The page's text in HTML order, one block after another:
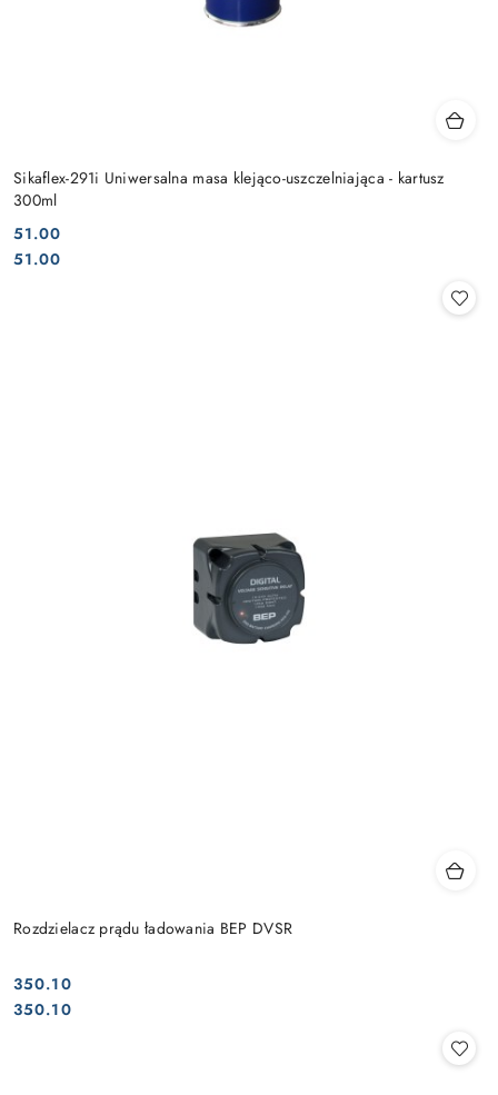
Sikaflex-291i Uniwersalna masa klejąco-uszczelniająca - kartusz
300ml
Cena:
51.00
Cena:
51.00
Rozdzielacz prądu ładowania BEP DVSR
Cena:
350.10
Cena:
350.10